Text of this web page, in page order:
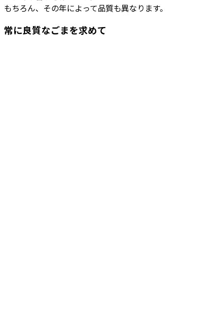
もちろん、その年によって品質も異なります。
常に良質なごまを求めて